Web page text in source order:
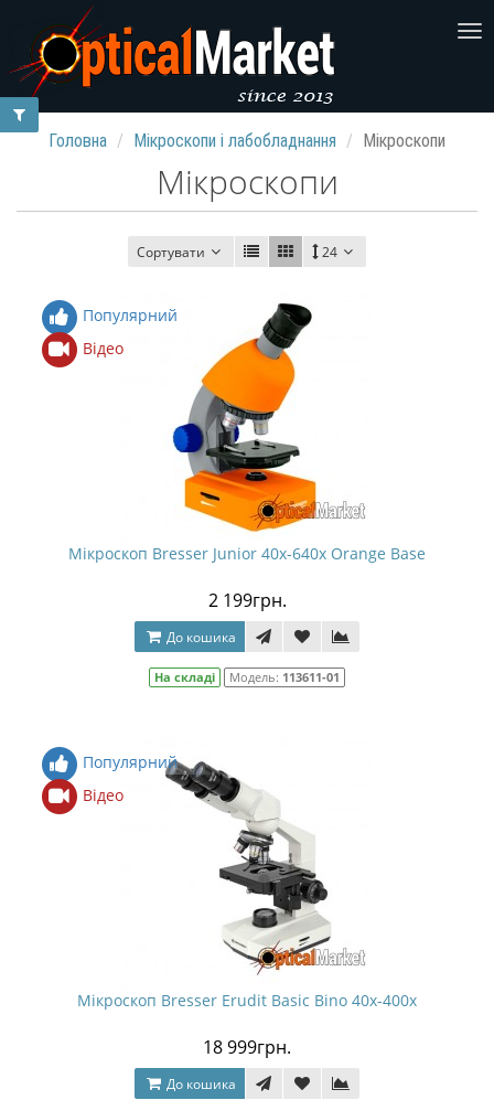
Головна Мікроскопи і лабобладнання Мікроскопи
Мікроскопи
Сортувати 24
Популярний
Відео
Мікроскоп Bresser Junior 40x-640x Orange Base
2 199грн.
До кошика
На складі Модель: 113611-01
Популярний
Відео
Мікроскоп Bresser Erudit Basic Bino 40x-400x
18 999грн.
До кошика